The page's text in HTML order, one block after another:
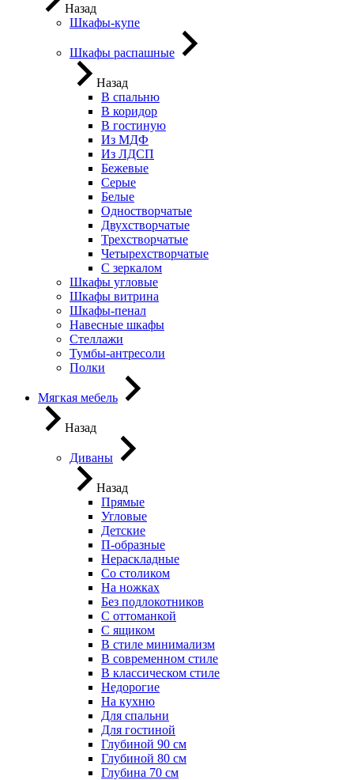
Назад
Шкафы-купе
Шкафы распашные
Назад
В спальню
В коридор
В гостиную
Из МДФ
Из ЛДСП
Бежевые
Серые
Белые
Одностворчатые
Двухстворчатые
Трехстворчатые
Четырехстворчатые
С зеркалом
Шкафы угловые
Шкафы витрина
Шкафы-пенал
Навесные шкафы
Стеллажи
Тумбы-антресоли
Полки
Мягкая мебель
Назад
Диваны
Назад
Прямые
Угловые
Детские
П-образные
Нераскладные
Со столиком
На ножках
Без подлокотников
С оттоманкой
С ящиком
В стиле минимализм
В современном стиле
В классическом стиле
Недорогие
На кухню
Для спальни
Для гостиной
Глубиной 90 см
Глубиной 80 см
Глубина 70 см